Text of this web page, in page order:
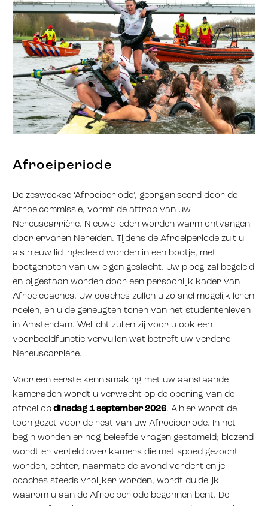
Afroeiperiode
De zesweekse ‘Afroeiperiode’, georganiseerd door de
Afroeicommissie, vormt de aftrap van uw
Nereuscarrière. Nieuwe leden worden warm ontvangen
door ervaren Nereïden. Tijdens de Afroeiperiode zult u
als nieuw lid ingedeeld worden in een bootje, met
bootgenoten van uw eigen geslacht. Uw ploeg zal begeleid
en bijgestaan worden door een persoonlijk kader van
Afroeicoaches. Uw coaches zullen u zo snel mogelijk leren
roeien, en u de geneugten tonen van het studentenleven
in Amsterdam. Wellicht zullen zij voor u ook een
voorbeeldfunctie vervullen wat betreft uw verdere
Nereuscarrière.
Voor een eerste kennismaking met uw aanstaande
kameraden wordt u verwacht op de opening van de
afroei op dinsdag 1 september 2026. Alhier wordt de
toon gezet voor de rest van uw Afroeiperiode. In het
begin worden er nog beleefde vragen gestameld; blozend
wordt er verteld over kamers die met spoed gezocht
worden, echter, naarmate de avond vordert en je
coaches steeds vrolijker worden, wordt duidelijk
waarom u aan de Afroeiperiode begonnen bent. De